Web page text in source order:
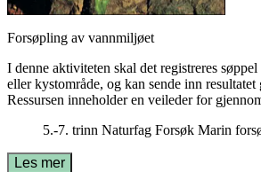
Forsøpling av vannmiljøet
I denne aktiviteten skal det registreres
eller kystområde, og kan sende inn resultatet
Ressursen inneholder en veileder for
5.-7. trinn Naturfag Forsøk Marin
Les mer